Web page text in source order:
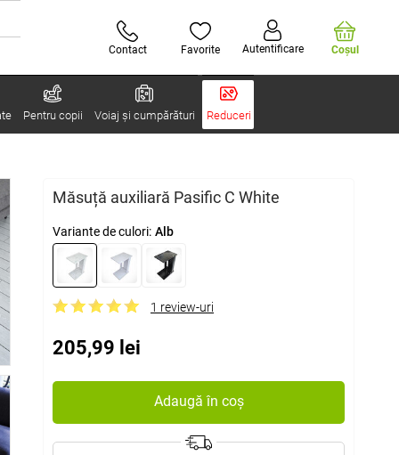
Contact Favorite Autentificare Coşul
Pentru copii Voiaj și cumpărături Reduceri
Măsuță auxiliară Pasific C White
Variante de culori: Alb
1 review-uri
205,99 lei
Adaugă în coș